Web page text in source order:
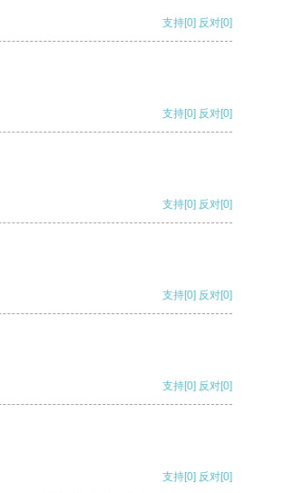
支持[0] 反对[0]
支持[0] 反对[0]
支持[0] 反对[0]
支持[0] 反对[0]
支持[0] 反对[0]
支持[0] 反对[0]